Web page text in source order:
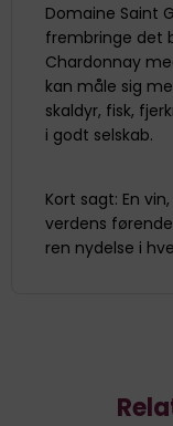
Domaine Saint
frembringe det
Chardonnay
kan måle sig
skaldyr, fisk,
i godt selskab.
Kort sagt: En
verdens
ren nydelse i